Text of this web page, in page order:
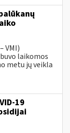
VMI)
laikomos
metu jų veikla
19